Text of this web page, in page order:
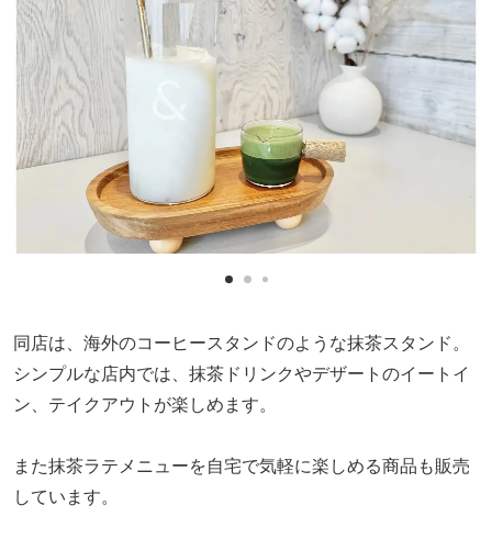
同店は、海外のコーヒースタンドのような抹茶スタンド。
シンプルな店内では、抹茶ドリンクやデザートのイートイ
ン、テイクアウトが楽しめます。
また抹茶ラテメニューを自宅で気軽に楽しめる商品も販売
しています。